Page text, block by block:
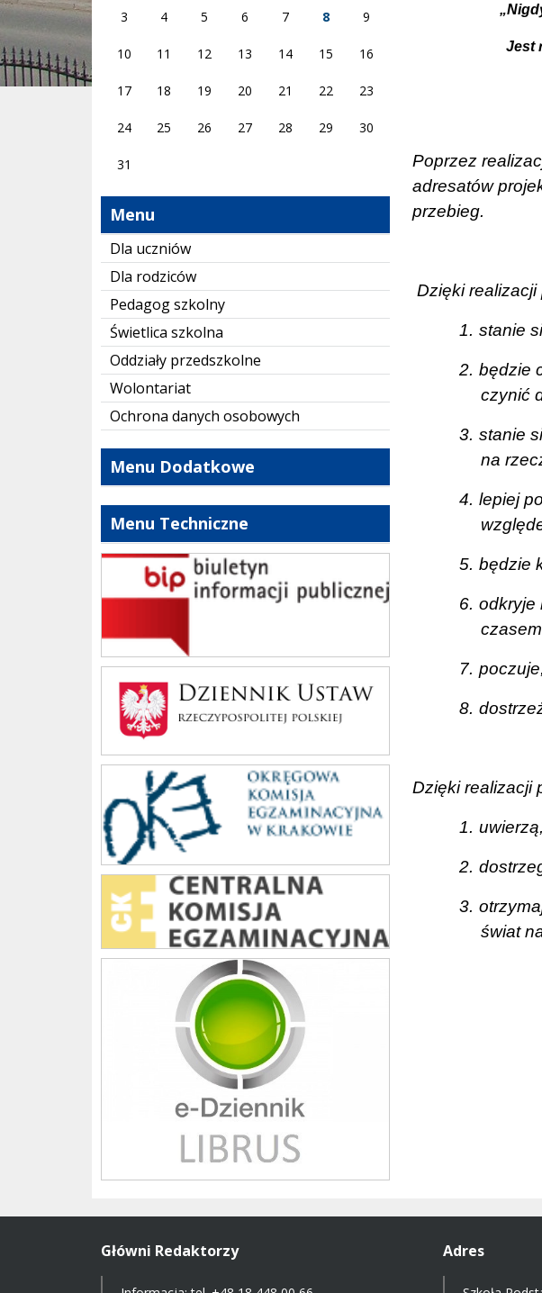
3 4 5 6 7 8 9
10 11 12 13 14 15 16
17 18 19 20 21 22 23
24 25 26 27 28 29 30
31
Menu
Dla uczniów
Dla rodziców
Pedagog szkolny
Świetlica szkolna
Oddziały przedszkolne
Wolontariat
Ochrona danych osobowych
Menu Dodatkowe
Menu Techniczne
bip szkoły
Dziennik Polski
oke_krakow
cke
Librus szkoła
Jest
Poprzez
adresatów
przebieg.
Dzięki realizacji
1. stanie
2. będzie
czynić
3. stanie
na
4. lepiej
5. będzie
6. odkryje
7.
8.
Dzięki realizacji
1.
2.
3.
świat
Główni Redaktorzy Adres